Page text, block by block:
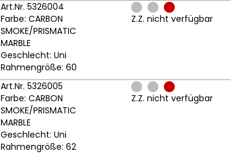
Art.Nr. 5326004
Farbe: CARBON
SMOKE/PRISMATIC
MARBLE
Geschlecht: Uni
Rahmengröße: 60
Z.Z. nicht verfügbar
Art.Nr. 5326005
Farbe: CARBON
SMOKE/PRISMATIC
MARBLE
Geschlecht: Uni
Rahmengröße: 62
Z.Z. nicht verfügbar